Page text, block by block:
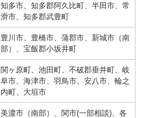
知多市、知多郡阿久比町、半田市、常
滑市、知多郡武豊町
豊川市、豊橋市、蒲郡市、新城市（南
部）、宝飯郡小坂井町
関ヶ原町、池田町、不破郡垂井町、岐
阜市、海津市、羽鳥市、安八市、輪之
内町、大垣市
美濃市（南部）、関市(一部相談)、各